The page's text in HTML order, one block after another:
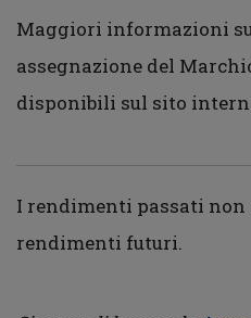
Maggiori informazioni
assegnazione del
disponibili sul sito
I rendimenti passati
rendimenti futuri.